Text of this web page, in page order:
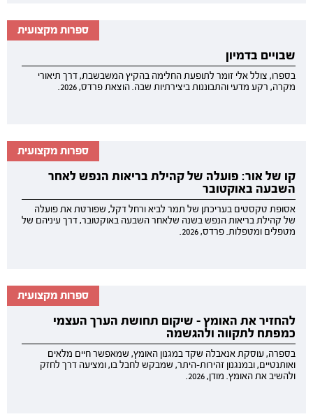
ספרות מקצועית
שבויים בדמיון
בספרו, צולל אלי זומר לתופעת החלימה בהקיץ המשבשבת, דרך תיאורי
מקרה, רקע מדעי והתבוננות ביצירתיות שבה. הוצאת פרדס, 2026.
ספרות מקצועית
קו של אור: פועלה של קהילת בריאות הנפש לאחר
השבעה באוקטובר
אסופת טקסטים בעריכתן של תמר לביא ורחל דקל, שפורטת את פועלה
של קהילת בריאות הנפש בשנה שלאחר השבעה באוקטובר, דרך עיניהם של
מטפלים ומטפלות. פרדס, 2026.
ספרות מקצועית
להחזיר את האומץ - שיקום תחושת הערך העצמי
כמפתח לתקווה ולהגשמה
בספרה, עוסקת אנאבלה שקד במגנון האומץ, שמאפשר חיים מלאים
ואותנטיים, ובמנגנון זהירות-היתר, שמבקש לחבל בו, ומציעה דרך לחזק
ולהשיב את האומץ. מודן, 2026.